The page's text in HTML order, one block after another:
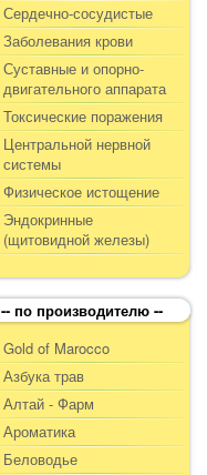
Сердечно-сосудистые
Заболевания крови
Суставные и опорно-
двигательного аппарата
Токсические поражения
Центральной нервной
системы
Физическое истощение
Эндокринные
(щитовидной железы)
-- по производителю --
Gold of Marocco
Азбука трав
Алтай - Фарм
Ароматика
Беловодье